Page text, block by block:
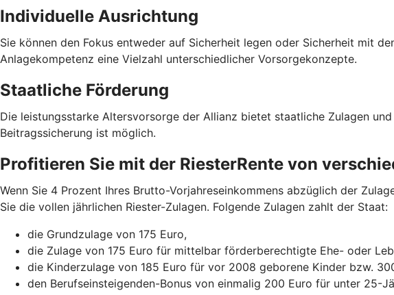
Individuelle Ausrichtung
Sie können den Fokus entweder auf Sicherheit legen oder Sicherheit mit
Anlagekompetenz eine Vielzahl unterschiedlicher Vorsorgekonzepte.
Staatliche Förderung
Die leistungsstarke Altersvorsorge der Allianz bietet staatliche Zulagen
Beitragssicherung ist möglich.
Profitieren Sie mit der RiesterRente von
Wenn Sie 4 Prozent Ihres Brutto-Vorjahreseinkommens abzüglich der
Sie die vollen jährlichen Riester-Zulagen. Folgende Zulagen zahlt der Staat:
die Grundzulage von 175 Euro,
die Zulage von 175 Euro für mittelbar förderberechtigte Ehe- oder
die Kinderzulage von 185 Euro für vor 2008 geborene Kinder bzw.
den Berufseinsteigenden-Bonus von einmalig 200 Euro für unter 25-